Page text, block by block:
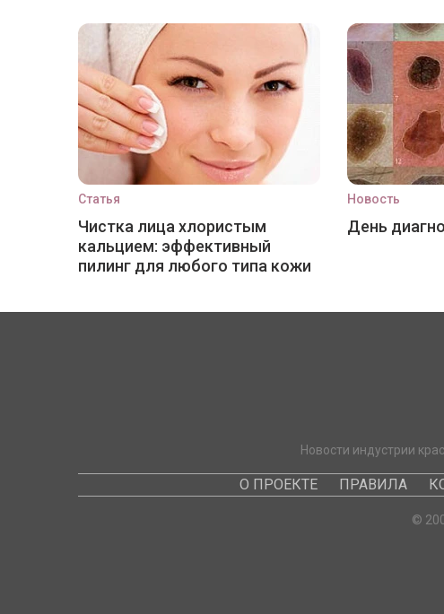
Статья
Чистка лица хлористым
кальцием: эффективный
пилинг для любого типа кожи
Новость
День
Новости индустрии
О ПРОЕКТЕ ПРАВИЛА
©